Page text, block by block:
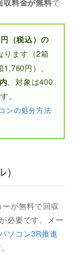
収料金が無料で
（税込）の
ります（2箱
円）。
、対象は400
。
ンの処分方法
が無料で回収
必要です。メー
ソコン3R推進